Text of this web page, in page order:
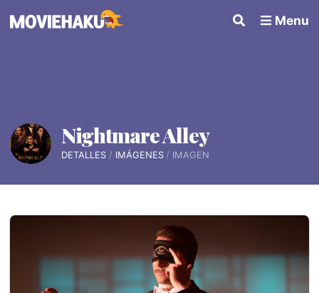
Menu
Nightmare Alley
DETALLES IMÁGENES IMAGEN